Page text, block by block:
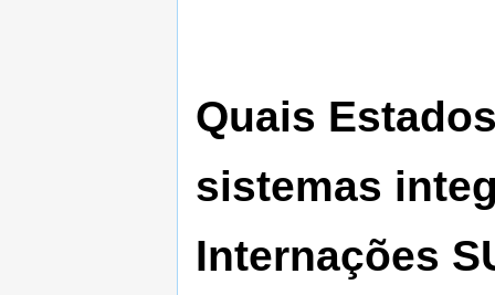
Quais
sistemas
Internações